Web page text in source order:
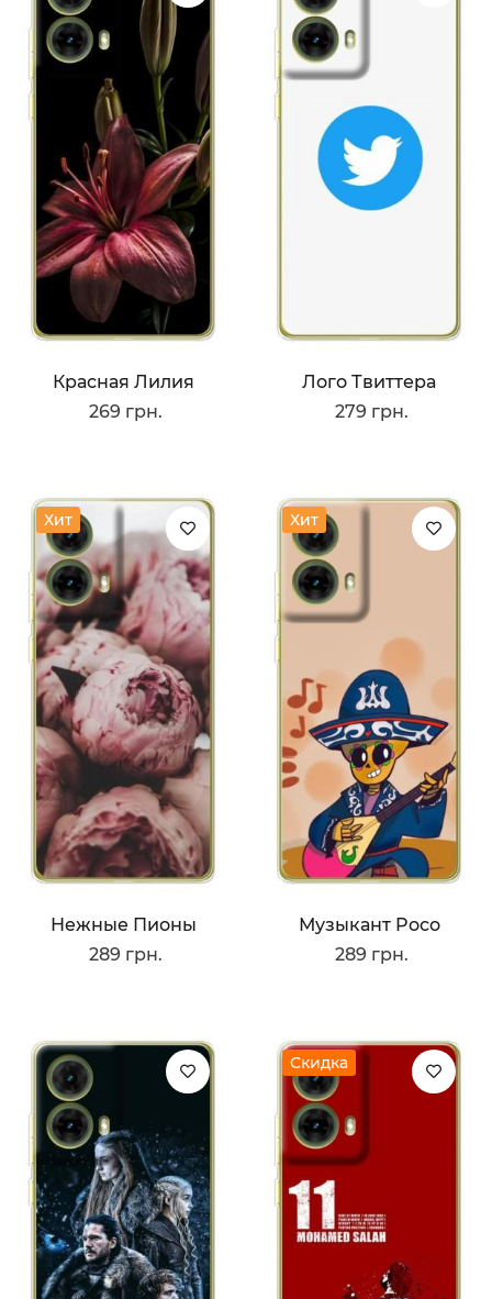
Красная Лилия
269 грн.
Лого Твиттера
279 грн.
Хит
Нежные Пионы
289 грн.
Хит
Музыкант Poco
289 грн.
Скидка